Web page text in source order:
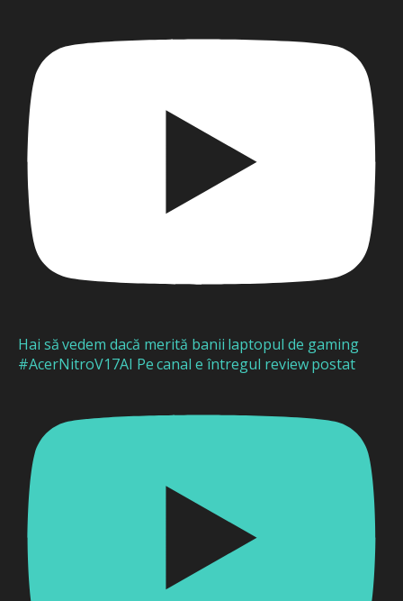
Hai să vedem dacă merită banii laptopul de gaming
#AcerNitroV17AI Pe canal e întregul review postat